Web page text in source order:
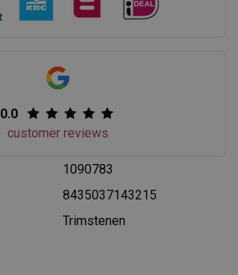
0.0
customer reviews
1090783
8435037143215
Trimstenen